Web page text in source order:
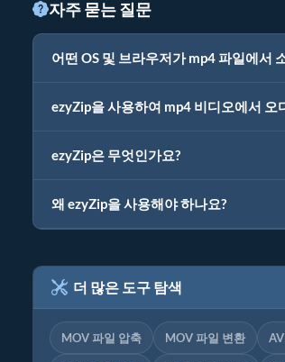
자주 묻는 질문
어떤 OS 및 브라우저가 mp4 파일에서
ezyZip을 사용하여 mp4 비디오에서 오
ezyZip은 무엇인가요?
왜 ezyZip을 사용해야 하나요?
더 많은 도구 탐색
MOV 파일 압축 MOV 파일 변환